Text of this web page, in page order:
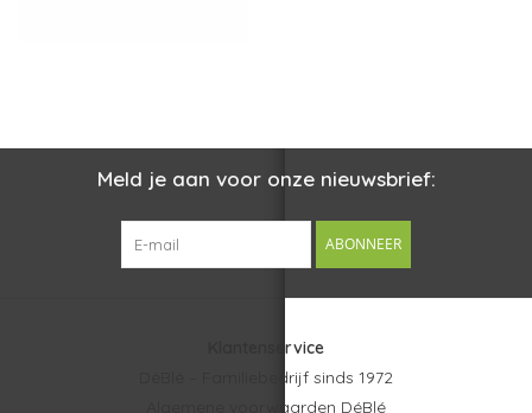
Meld je aan voor onze nieuwsbrief:
ABONNEER
Klantenservice
DéBlé – Familiebedrijf sinds 1972
Algemene voorwaarden DéBlé